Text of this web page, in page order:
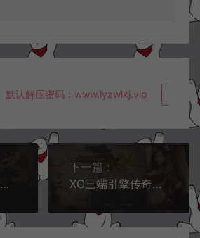
默认解压密码：www.lyzwlkj.vip 复
XO三端引擎传奇手游【1.76嘉兴复古小极品金币版】4月最新整理Win一键服务端+PC安卓苹果+详细搭建教程+视频教程
下一篇：
XO三端引擎传奇手游【1.76赤战小极品版】5月最新整理Win一键服务端+死亡陵墓+桃花岛+未知暗殿+PC安卓苹果+详细搭建教程+视频教程